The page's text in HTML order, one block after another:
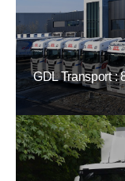
GDL Transport :